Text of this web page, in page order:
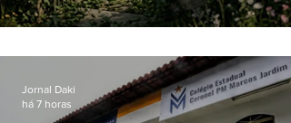
Jornal Daki
há 7 horas